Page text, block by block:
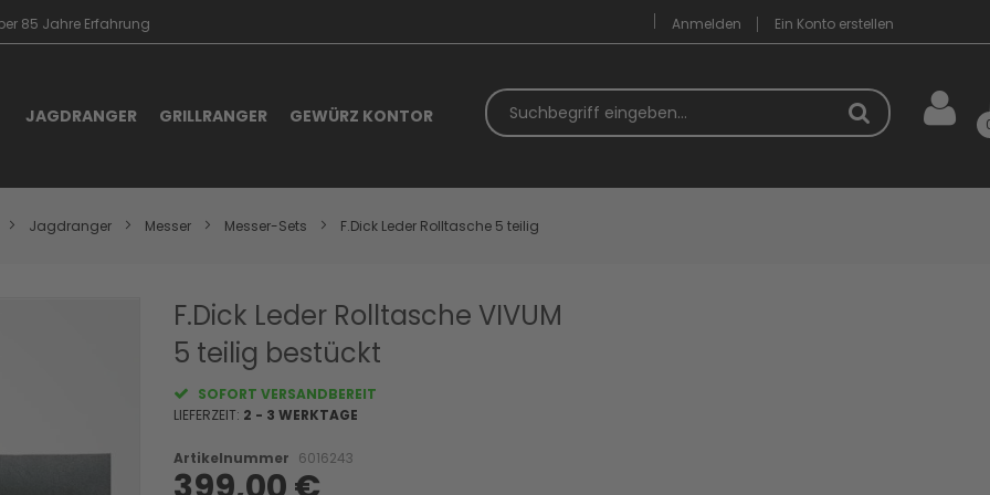
85 Jahre Erfahrung Anmelden
Ein Konto erstellen
JAGDRANGER GRILLRANGER GEWÜRZ KONTOR
Suchbegriff
Jagdranger Messer Messer-Sets F.Dick Leder Rolltasche 5 teilig
F.Dick Leder Rolltasche VIVUM
5 teilig bestückt
SOFORT VERSANDBEREIT
LIEFERZEIT: 2 - 3 WERKTAGE
Artikelnummer 6016243
gallery